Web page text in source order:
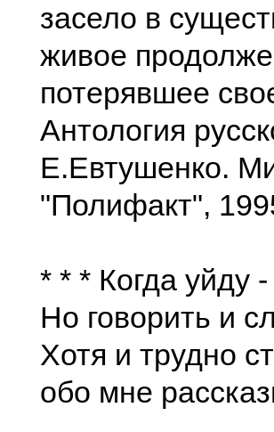
засело в
живое
потерявшее
Антология
Е.Евтушенко.
"Полифакт",
* * * Когда уйду
Но говорить и
Хотя и трудно
обо мне